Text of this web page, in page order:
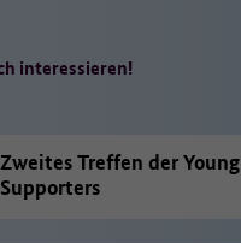
interessieren!
Zweites Treffen der Young
Supporters